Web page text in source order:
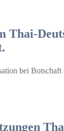
Thai-
bei